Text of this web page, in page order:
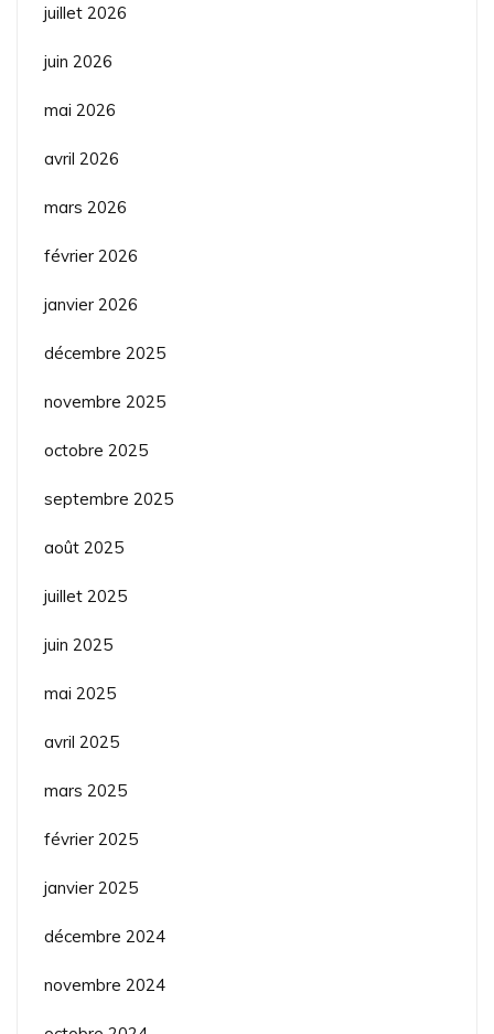
juillet 2026
juin 2026
mai 2026
avril 2026
mars 2026
février 2026
janvier 2026
décembre 2025
novembre 2025
octobre 2025
septembre 2025
août 2025
juillet 2025
juin 2025
mai 2025
avril 2025
mars 2025
février 2025
janvier 2025
décembre 2024
novembre 2024